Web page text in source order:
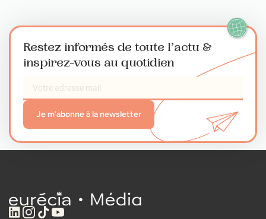
Restez informés de toute l’actu &
inspirez-vous au quotidien
Je m’abonne à la newsletter